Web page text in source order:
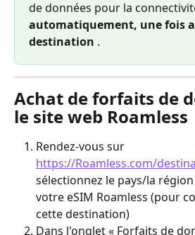
de données pour la
automatiquement, une fois
destination .
Achat de forfaits de
le site web Roamless
Rendez-vous sur
https://Roamless.com/
sélectionnez le pays/la
votre eSIM Roamless (pour
cette destination)
Dans l'onglet « Forfaits de